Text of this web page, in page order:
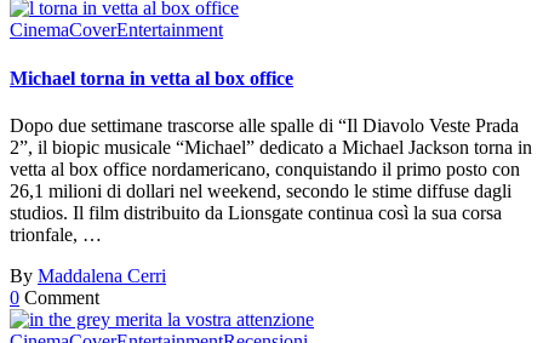
CinemaCoverEntertainment
Michael torna in vetta al box office
Dopo due settimane trascorse alle spalle di “Il Diavolo Veste Prada
2”, il biopic musicale “Michael” dedicato a Michael Jackson torna in
vetta al box office nordamericano, conquistando il primo posto con
26,1 milioni di dollari nel weekend, secondo le stime diffuse dagli
studios. Il film distribuito da Lionsgate continua così la sua corsa
trionfale, …
By Maddalena Cerri
0 Comment